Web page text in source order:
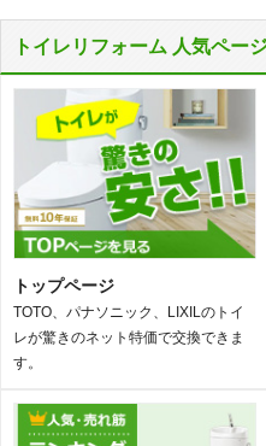
トイレリフォーム 人気ペー
トップページ
TOTO、パナソニック、LIXILのトイ
レが驚きのネット特価で交換できま
す。